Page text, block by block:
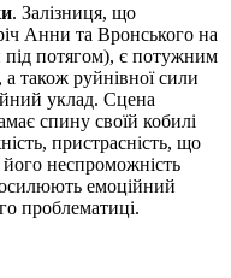
. Залізниця, що
Анни та Вронського на
під потягом), є потужним
також руйнівної сили
уклад. Сцена
спину своїй кобилі
пристрасність, що
неспроможність
емоційний
проблематиці.